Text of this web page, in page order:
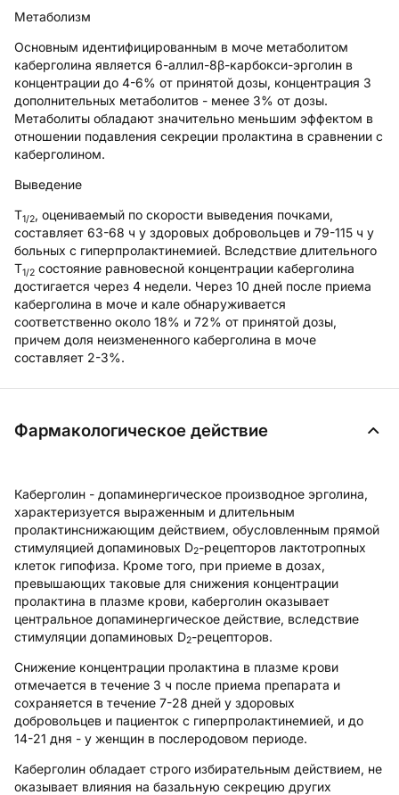
Метаболизм
Основным идентифицированным в моче метаболитом
каберголина является 6-аллил-8β-карбокси-эрголин в
концентрации до 4-6% от принятой дозы, концентрация 3
дополнительных метаболитов - менее 3% от дозы.
Метаболиты обладают значительно меньшим эффектом в
отношении подавления секреции пролактина в сравнении с
каберголином.
Выведение
T1/2, оцениваемый по скорости выведения почками,
составляет 63-68 ч у здоровых добровольцев и 79-115 ч у
больных с гиперпролактинемией. Вследствие длительного
Т1/2 состояние равновесной концентрации каберголина
достигается через 4 недели. Через 10 дней после приема
каберголина в моче и кале обнаруживается
соответственно около 18% и 72% от принятой дозы,
причем доля неизмененного каберголина в моче
составляет 2-3%.
Фармакологическое действие
Каберголин - допаминергическое производное эрголина,
характеризуется выраженным и длительным
пролактинснижающим действием, обусловленным прямой
стимуляцией допаминовых D2-рецепторов лактотропных
клеток гипофиза. Кроме того, при приеме в дозах,
превышающих таковые для снижения концентрации
пролактина в плазме крови, каберголин оказывает
центральное допаминергическое действие, вследствие
стимуляции допаминовых D2-рецепторов.
Снижение концентрации пролактина в плазме крови
отмечается в течение 3 ч после приема препарата и
сохраняется в течение 7-28 дней у здоровых
добровольцев и пациенток с гиперпролактинемией, и до
14-21 дня - у женщин в послеродовом периоде.
Каберголин обладает строго избирательным действием, не
оказывает влияния на базальную секрецию других